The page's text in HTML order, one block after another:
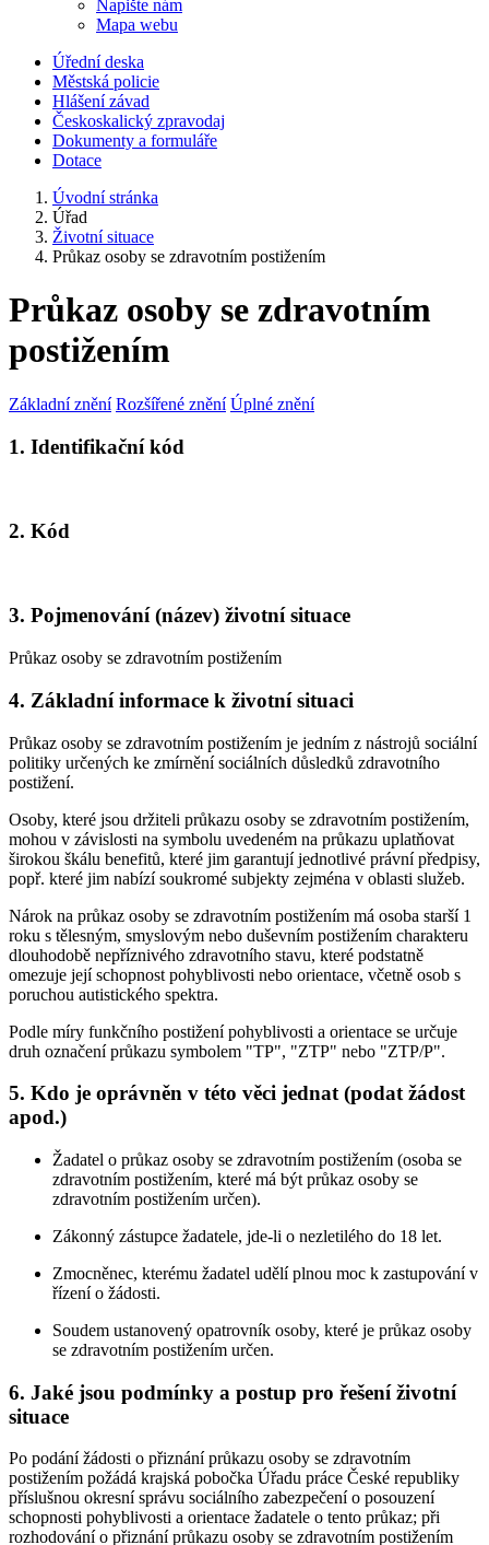
Napište nám
Mapa webu
Úřední deska
Městská policie
Hlášení závad
Českoskalický zpravodaj
Dokumenty a formuláře
Dotace
Úvodní stránka
Úřad
Životní situace
Průkaz osoby se zdravotním postižením
Průkaz osoby se zdravotním
postižením
Základní znění Rozšířené znění Úplné znění
1. Identifikační kód
2. Kód
3. Pojmenování (název) životní situace
Průkaz osoby se zdravotním postižením
4. Základní informace k životní situaci
Průkaz osoby se zdravotním postižením je jedním z nástrojů sociální
politiky určených ke zmírnění sociálních důsledků zdravotního
postižení.
Osoby, které jsou držiteli průkazu osoby se zdravotním postižením,
mohou v závislosti na symbolu uvedeném na průkazu uplatňovat
širokou škálu benefitů, které jim garantují jednotlivé právní předpisy,
popř. které jim nabízí soukromé subjekty zejména v oblasti služeb.
Nárok na průkaz osoby se zdravotním postižením má osoba starší 1
roku s tělesným, smyslovým nebo duševním postižením charakteru
dlouhodobě nepříznivého zdravotního stavu, které podstatně
omezuje její schopnost pohyblivosti nebo orientace, včetně osob s
poruchou autistického spektra.
Podle míry funkčního postižení pohyblivosti a orientace se určuje
druh označení průkazu symbolem "TP", "ZTP" nebo "ZTP/P".
5. Kdo je oprávněn v této věci jednat (podat žádost
apod.)
Žadatel o průkaz osoby se zdravotním postižením (osoba se
zdravotním postižením, které má být průkaz osoby se
zdravotním postižením určen).
Zákonný zástupce žadatele, jde-li o nezletilého do 18 let.
Zmocněnec, kterému žadatel udělí plnou moc k zastupování v
řízení o žádosti.
Soudem ustanovený opatrovník osoby, které je průkaz osoby
se zdravotním postižením určen.
6. Jaké jsou podmínky a postup pro řešení životní
situace
Po podání žádosti o přiznání průkazu osoby se zdravotním
postižením požádá krajská pobočka Úřadu práce České republiky
příslušnou okresní správu sociálního zabezpečení o posouzení
schopnosti pohyblivosti a orientace žadatele o tento průkaz; při
rozhodování o přiznání průkazu osoby se zdravotním postižením